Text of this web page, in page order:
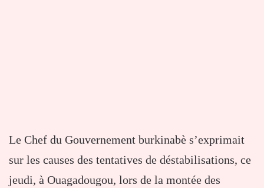
Le Chef du Gouvernement burkinabè s’exprimait
sur les causes des tentatives de déstabilisations, ce
jeudi, à Ouagadougou, lors de la montée des